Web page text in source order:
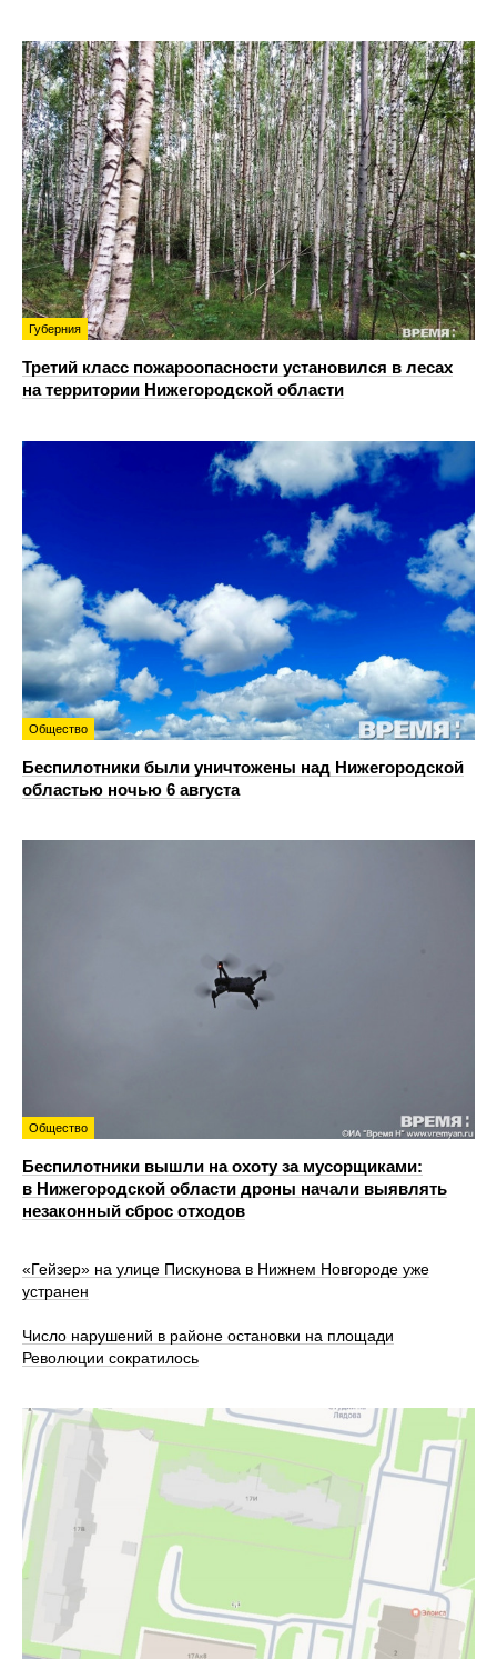
Губерния
Третий класс пожароопасности установился в лесах
на территории Нижегородской области
Общество
Беспилотники были уничтожены над Нижегородской
областью ночью 6 августа
Общество
Беспилотники вышли на охоту за мусорщиками:
в Нижегородской области дроны начали выявлять
незаконный сброс отходов
«Гейзер» на улице Пискунова в Нижнем Новгороде уже
устранен
Число нарушений в районе остановки на площади
Революции сократилось